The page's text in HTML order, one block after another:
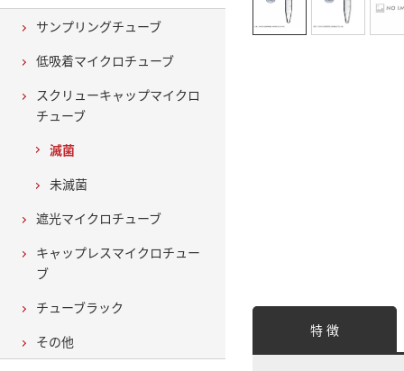
特 徴
サンプリングチューブ
低吸着マイクロチューブ
スクリューキャップマイクロ
チューブ
滅菌
未滅菌
遮光マイクロチューブ
キャップレスマイクロチュー
ブ
チューブラック
その他